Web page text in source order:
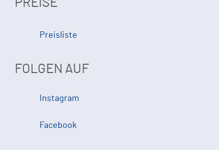
Preisliste
FOLGEN AUF
Instagram
Facebook